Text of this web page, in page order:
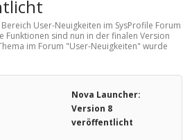
User-Neuigkeiten im SysProfile Forum
Funktionen sind nun in der finalen Version
im Forum "User-Neuigkeiten" wurde
Nova Launcher:
Version 8
veröffentlicht